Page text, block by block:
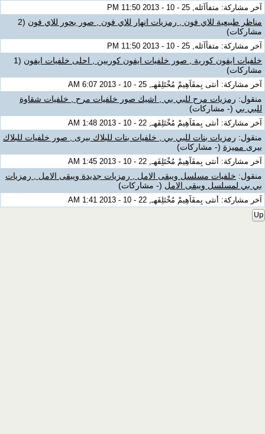
آخر مشاركة: متفأآئله, 25 - 10 - 2013 11:50 PM
مناظر طبيعية للاي فون , رمزيات انهار للاي فون , صور بحور للاي فون
(2
مشاركات)
آخر مشاركة: متفأآئله, 25 - 10 - 2013 11:50 PM
خلفيات ايفون كورية , صور خلفيات ايفون كوريين , احلى خلفيات ايفون
(1
مشاركات)
آخر مشاركة: أنثى بِمفَآهِيمْ مُخْتَلِفَهـ, 25 - 10 - 2013 6:07 AM
منقول: رمزيات مرح للبي بي , اشيك صور خلفيات مرح , خلفيات شقاوة
للبي بي (- مشاركات)
آخر مشاركة: أنثى بِمفَآهِيمْ مُخْتَلِفَهـ, 22 - 10 - 2013 1:48 AM
منقول: رمزيات بنات للبي بي , خلفيات بنات للبلاك بيرى , صور خلفيات للبلاك
بيرى مميزة (- مشاركات)
آخر مشاركة: أنثى بِمفَآهِيمْ مُخْتَلِفَهـ, 22 - 10 - 2013 1:45 AM
منقول: خلفيات مسلسل ويبقى الامل , رمزيات جديدة ويبقى الامل , رمزيات
بي بي لمسلسل ويبقى الامل (- مشاركات)
آخر مشاركة: أنثى بِمفَآهِيمْ مُخْتَلِفَهـ, 22 - 10 - 2013 1:41 AM
Up